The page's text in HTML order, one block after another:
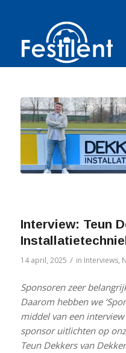
Interview: Teun
14 april, 2025 / in Interviews,
Sponsoren zeer
Daarom hebben we
middel van een
sponsor uitlichten op
Teun Dekkers van